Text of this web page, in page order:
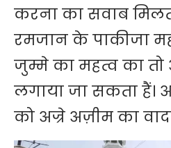
करना का सवाब
रमजान के पाकीजा
जुम्मे का महत्व का तो
लगाया जा सकता हैं।
को अज्रे अज़ीम का